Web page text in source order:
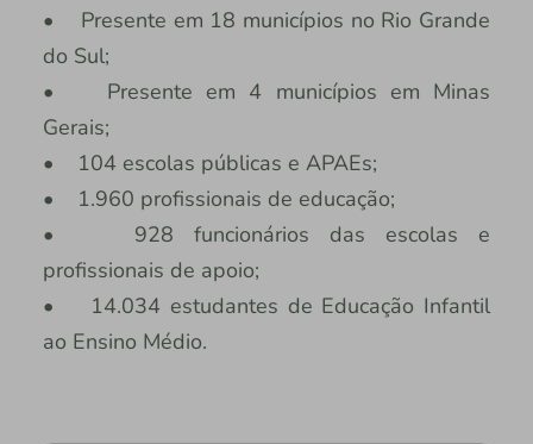
• Presente em 18 municípios no Rio Grande
do Sul;
• Presente em 4 municípios em Minas
Gerais;
• 104 escolas públicas e APAEs;
• 1.960 profissionais de educação;
• 928 funcionários das escolas e
profissionais de apoio;
• 14.034 estudantes de Educação Infantil
ao Ensino Médio.